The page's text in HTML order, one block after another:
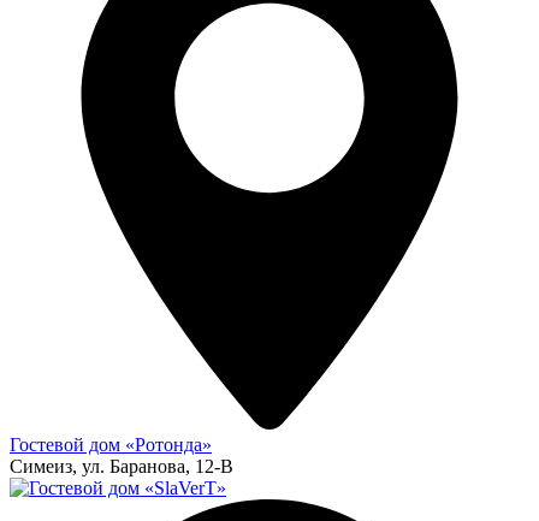
Гостевой дом «Ротонда»
Симеиз, ул. Баранова, 12-В